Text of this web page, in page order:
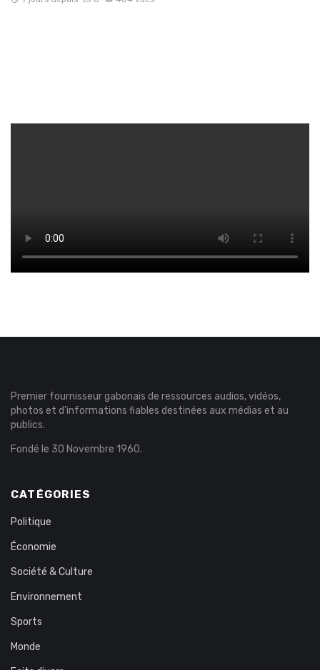
Premier fournisseur gabonais de ressources audios, vidéos,
photos et d’informations fiables destinées aux médias et au
publics.
Fondé le 30 Novembre 1960.
CATÉGORIES
Politique
Économie
Société & Culture
Environnement
Sports
Monde